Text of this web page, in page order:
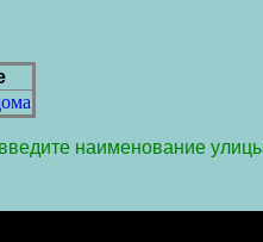
наименование